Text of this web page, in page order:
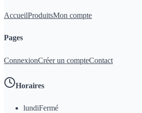
AccueilProduitsMon compte
Pages
ConnexionCréer un compteContact
Horaires
lundiFermé